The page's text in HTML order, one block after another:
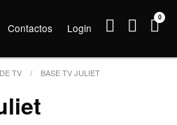
Contactos Login
0
TV BASE TV JULIET